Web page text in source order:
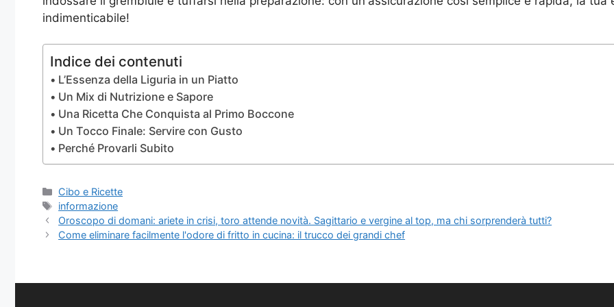
indimenticabile!
Indice dei contenuti
L’Essenza della Liguria in un Piatto
Un Mix di Nutrizione e Sapore
Una Ricetta Che Conquista al Primo Boccone
Un Tocco Finale: Servire con Gusto
Perché Provarli Subito
Categorie
Cibo e Ricette
Tag
informazione
Oroscopo di domani: ariete in crisi, toro attende novità. Sagittario e vergine al top, ma chi sorprenderà tutti?
Come eliminare facilmente l'odore di fritto in cucina: il trucco dei grandi chef